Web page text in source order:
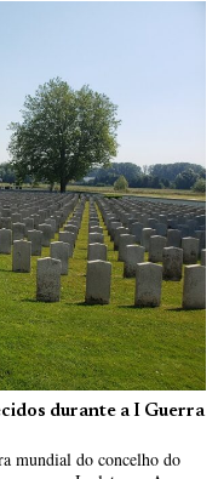
durante a I Guerra
mundial do concelho do